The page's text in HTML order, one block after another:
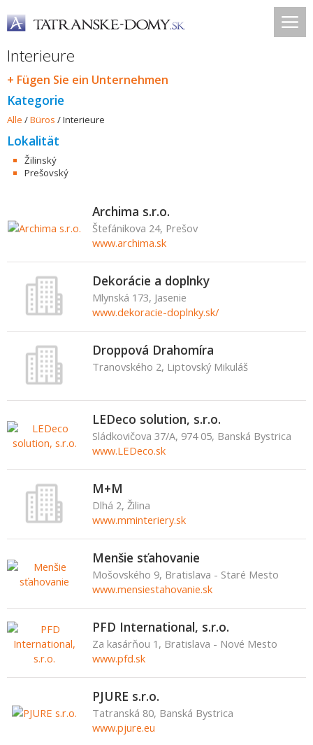
Interieure
+ Fügen Sie ein Unternehmen
Kategorie
Alle /Büros /Interieure
Lokalität
Žilinský
Prešovský
Archima s.r.o.
Štefánikova 24, Prešov
www.archima.sk
Dekorácie a doplnky
Mlynská 173, Jasenie
www.dekoracie-doplnky.sk/
Droppová Drahomíra
Tranovského 2, Liptovský Mikuláš
LEDeco solution, s.r.o.
Sládkovičova 37/A, 974 05, Banská Bystrica
www.LEDeco.sk
M+M
Dlhá 2, Žilina
www.mminteriery.sk
Menšie sťahovanie
Mošovského 9, Bratislava - Staré Mesto
www.mensiestahovanie.sk
PFD International, s.r.o.
Za kasárňou 1, Bratislava - Nové Mesto
www.pfd.sk
PJURE s.r.o.
Tatranská 80, Banská Bystrica
www.pjure.eu